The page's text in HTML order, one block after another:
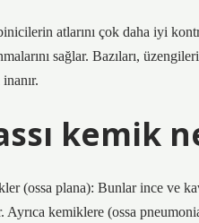
atlarını çok daha iyi
sağlar. Bazıları,
kemik
(ossa plana): Bunlar ince ve
Ayrıca kemiklere (ossa